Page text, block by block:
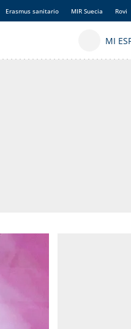
Erasmus sanitario MIR Suecia Rovi